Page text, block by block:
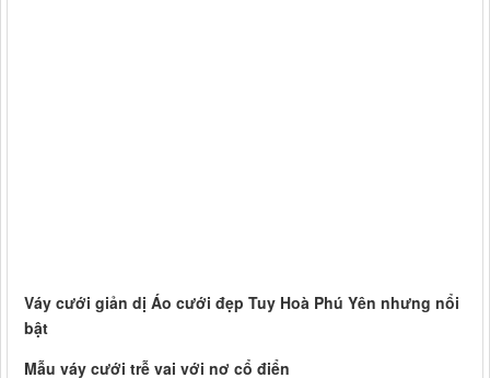
Váy cưới giản dị Áo cưới đẹp Tuy Hoà Phú Yên nhưng nổi
bật
Mẫu váy cưới trễ vai với nơ cổ điển